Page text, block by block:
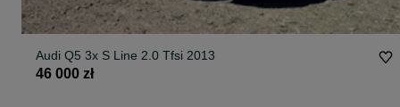
Audi Q5 3x S Line 2.0 Tfsi 2013
46 000 zł